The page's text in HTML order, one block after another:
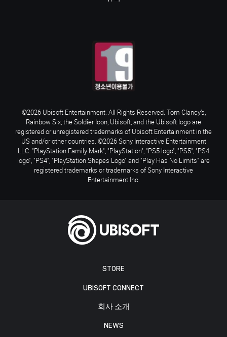
STORE
UBISOFT CONNECT
회사 소개
NEWS
©2026 Ubisoft Entertainment. All Rights Reserved. Tom Clancy’s,
Rainbow Six, the Soldier Icon, Ubisoft, and the Ubisoft logo are
registered or unregistered trademarks of Ubisoft Entertainment in the
US and/or other countries. ©2026 Sony Interactive Entertainment
LLC. "PlayStation Family Mark", "PlayStation", "PS5 logo", "PS5", "PS4
logo", "PS4", "PlayStation Shapes Logo" and "Play Has No Limits" are
registered trademarks or trademarks of Sony Interactive
Entertainment Inc.